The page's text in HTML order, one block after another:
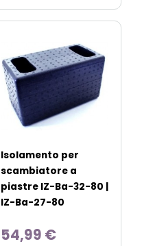
Isolamento per
scambiatore a
piastre IZ-Ba-32-80 |
IZ-Ba-27-80
54,99 €